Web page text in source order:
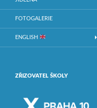
FOTOGALERIE
ENGLISH
ZŘIZOVATEL ŠKOLY